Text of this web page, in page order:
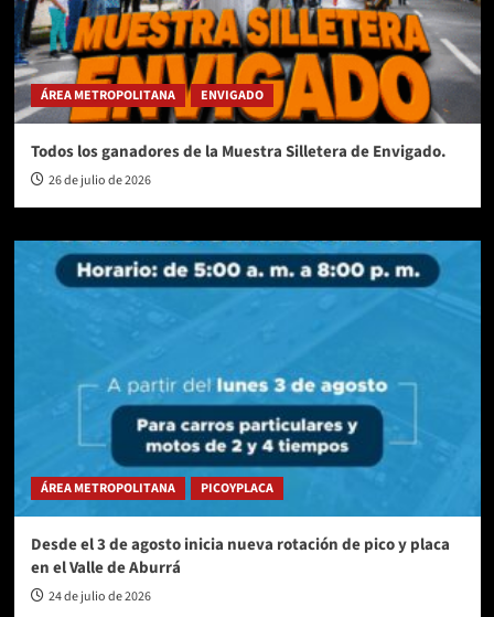
ÁREA METROPOLITANA ENVIGADO
Todos los ganadores de la Muestra Silletera de Envigado.
26 de julio de 2026
ÁREA METROPOLITANA PICOYPLACA
Desde el 3 de agosto inicia nueva rotación de pico y placa
en el Valle de Aburrá
24 de julio de 2026